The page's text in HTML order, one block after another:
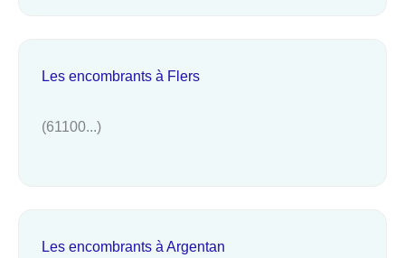
Les encombrants à Flers
(61100...)
Les encombrants à Argentan